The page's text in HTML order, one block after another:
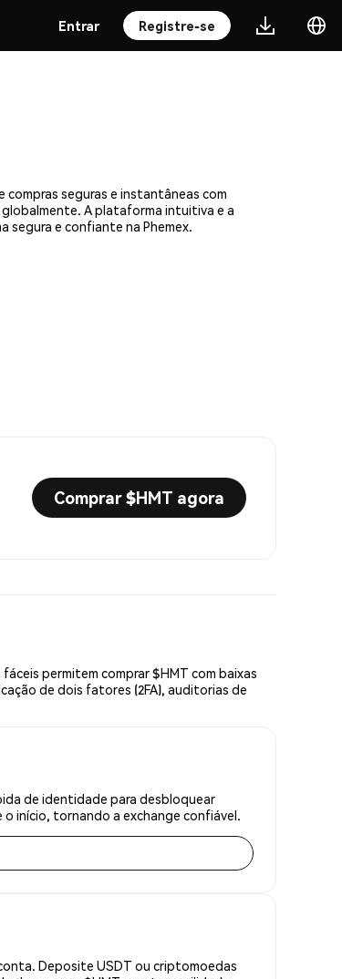
Entrar Registre-se
compras seguras e instantâneas com
A plataforma intuitiva e a
segura e confiante na Phemex.
Comprar $HMT agora
permitem comprar $HMT com baixas
de dois fatores (2FA), auditorias de
de identidade para desbloquear
início, tornando a exchange confiável.
Deposite USDT ou criptomoedas